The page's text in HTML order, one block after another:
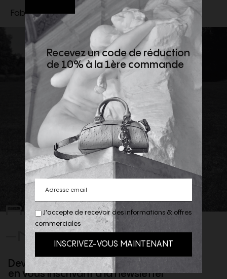
Fabriqué en Croatie ou Italie
REJOIGNEZ
-NOUS
Devenez client privilège
en vous inscrivant à la newsletter
J'accepte de recevoir des informations & offres
commerciales
Recevez un code de réduction
de 10% à la 1ère commande